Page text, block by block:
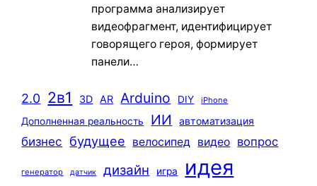
программа анализирует
видеофрагмент, идентифицирует
говорящего героя, формирует
панели…
2.0 2в1 3D AR Arduino DIY iPhone
Дополненная реальность ИИ автоматизация
бизнес будущее велосипед видео вопрос
генератор датчик дизайн игра идея